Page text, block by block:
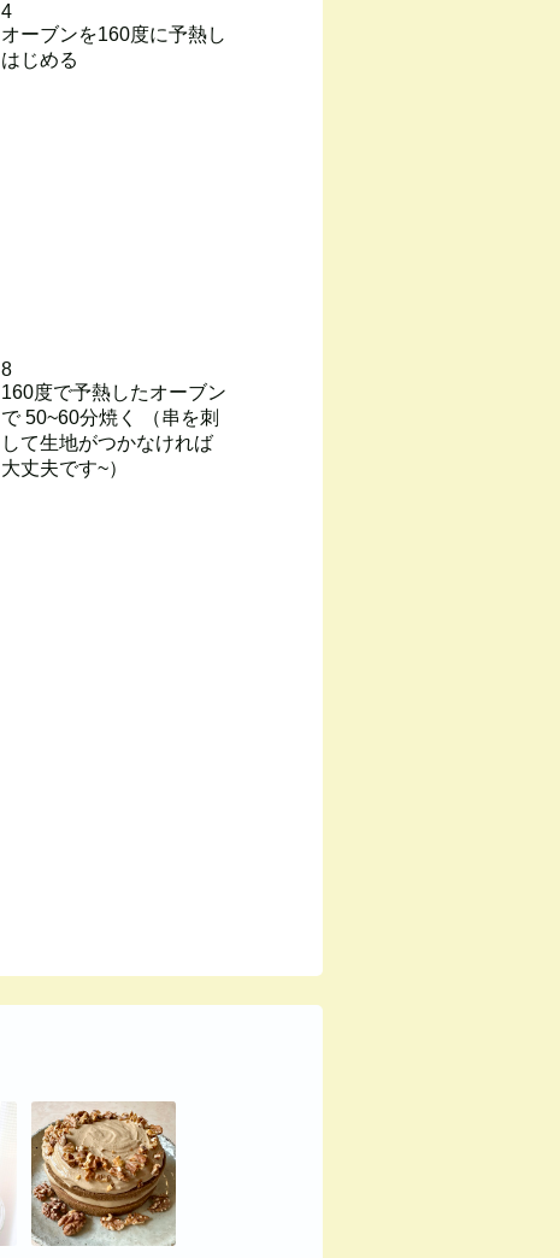
4
オーブンを160度に予熱し
はじめる
8
160度で予熱したオーブン
で 50~60分焼く （串を刺
して生地がつかなければ
大丈夫です~）